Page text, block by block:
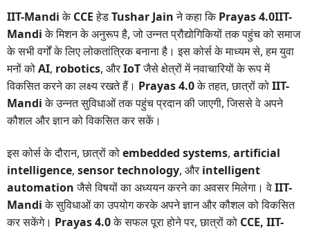
IIT-MandiकेCCEहेडTushar Jainने कहा किPrayas 4.0IIT-
Mandiके मिशन के अनुरूप है, जो उन्नत प्रौद्योगिकियों तक पहुंच को समाज
के सभी वर्गों के लिए लोकतांत्रिक बनाना है। इस कोर्स के माध्यम से, हम युवा
मनों कोAI, robotics, औरIoTजैसे क्षेत्रों में नवाचारियों के रूप में
विकसित करने का लक्ष्य रखते हैं। Prayas 4.0के तहत, छात्रों कोIIT-
Mandiके उन्नत सुविधाओं तक पहुंच प्रदान की जाएगी, जिससे वे अपने
कौशल और ज्ञान को विकसित कर सकें।
इस कोर्स के दौरान, छात्रों कोembedded systems, artificial
intelligence, sensor technology, और intelligent
automationजैसे विषयों का अध्ययन करने का अवसर मिलेगा। वेIIT-
Mandiके सुविधाओं का उपयोग करके अपने ज्ञान और कौशल को विकसित
कर सकेंगे। Prayas 4.0के सफल पूरा होने पर, छात्रों को CCE, IIT-